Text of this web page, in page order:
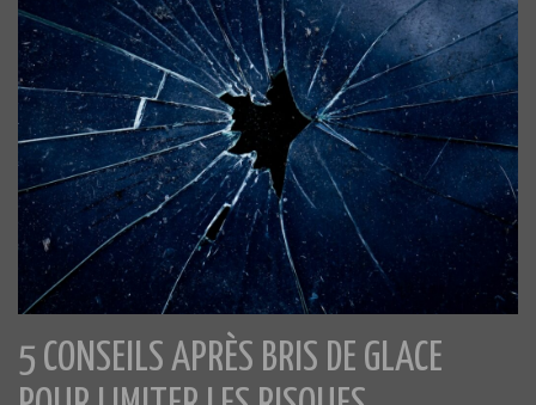
5 CONSEILS APRÈS BRIS DE GLACE